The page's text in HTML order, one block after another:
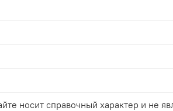
носит справочный характер и не